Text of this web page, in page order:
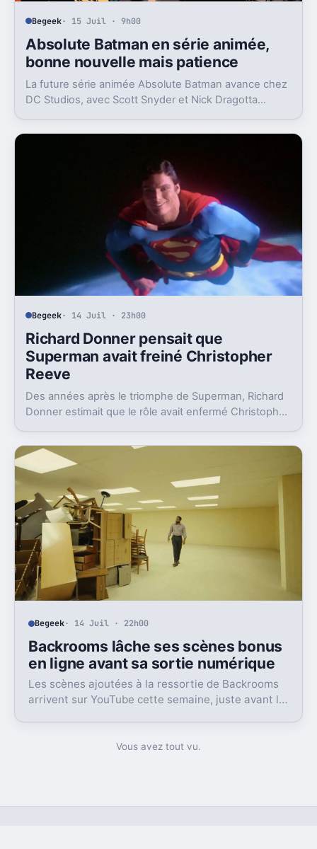
Begeek· 15 Juil · 9h00
Absolute Batman en série animée,
bonne nouvelle mais patience
La future série animée Absolute Batman avance chez
DC Studios, avec Scott Snyder et Nick Dragotta
demain.
Begeek· 14 Juil · 23h00
Richard Donner pensait que
Superman avait freiné Christopher
Reeve
Des années après le triomphe de Superman, Richard
Donner estimait que le rôle avait enfermé Christopher
sortir.
Begeek· 14 Juil · 22h00
Backrooms lâche ses scènes bonus
en ligne avant sa sortie numérique
Les scènes ajoutées à la ressortie de Backrooms
arrivent sur YouTube cette semaine, juste avant la